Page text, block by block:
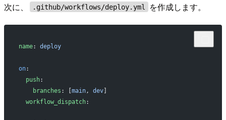
次に、 .github/workflows/deploy.yml を作成します。
name: deploy
on:
  push
:
    branches
: [ main, dev]
  workflow_dispatch
: